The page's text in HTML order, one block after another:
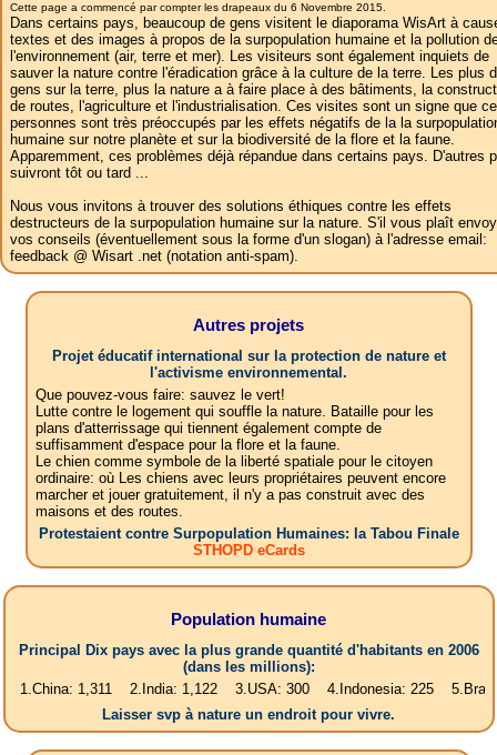
Cette page a commencé par compter les drapeaux du 6 Novembre 2015.
Dans certains pays, beaucoup de gens visitent le diaporama WisArt à
textes et des images à propos de la surpopulation humaine et la pollution
l'environnement (air, terre et mer). Les visiteurs sont également inquiets de
sauver la nature contre l'éradication grâce à la culture de la terre. Les plus
gens sur la terre, plus la nature a à faire place à des bâtiments, la
de routes, l'agriculture et l'industrialisation. Ces visites sont un signe que
personnes sont très préoccupés par les effets négatifs de la la
humaine sur notre planète et sur la biodiversité de la flore et la faune.
Apparemment, ces problèmes déjà répandue dans certains pays. D'autres
suivront tôt ou tard ...
Nous vous invitons à trouver des solutions éthiques contre les effets
destructeurs de la surpopulation humaine sur la nature. S'il vous plaît
vos conseils (éventuellement sous la forme d'un slogan) à l'adresse email:
feedback @ Wisart .net (notation anti-spam).
Autres projets
Projet éducatif international sur la protection de nature et
l'activisme environnemental.
Que pouvez-vous faire: sauvez le vert!
Lutte contre le logement qui souffle la nature. Bataille pour les
plans d'atterrissage qui tiennent également compte de
suffisamment d'espace pour la flore et la faune.
Le chien comme symbole de la liberté spatiale pour le citoyen
ordinaire: où Les chiens avec leurs propriétaires peuvent encore
marcher et jouer gratuitement, il n'y a pas construit avec des
maisons et des routes.
Protestaient contre Surpopulation Humaines: la Tabou Finale
STHOPD eCards
Population humaine
Principal Dix pays avec la plus grande quantité d'habitants en 2006
(dans les millions):
1,311 2.India: 1,122 3.USA: 300 4.Indonesia: 225 5.Brasil: 187
Laisser svp à nature un endroit pour vivre.